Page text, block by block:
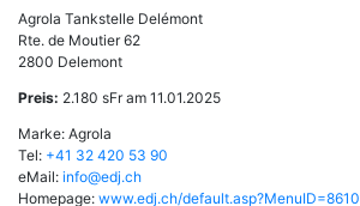
Agrola Tankstelle Delémont
Rte. de Moutier 62
2800 Delemont
Preis: 2.180 sFr am 11.01.2025
Marke: Agrola
Tel: +41 32 420 53 90
eMail: info@edj.ch
Homepage: www.edj.ch/